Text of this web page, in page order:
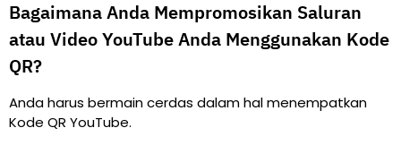
Bagaimana Anda Mempromosikan Saluran
atau Video YouTube Anda Menggunakan Kode
QR?
Anda harus bermain cerdas dalam hal menempatkan
Kode QR YouTube.